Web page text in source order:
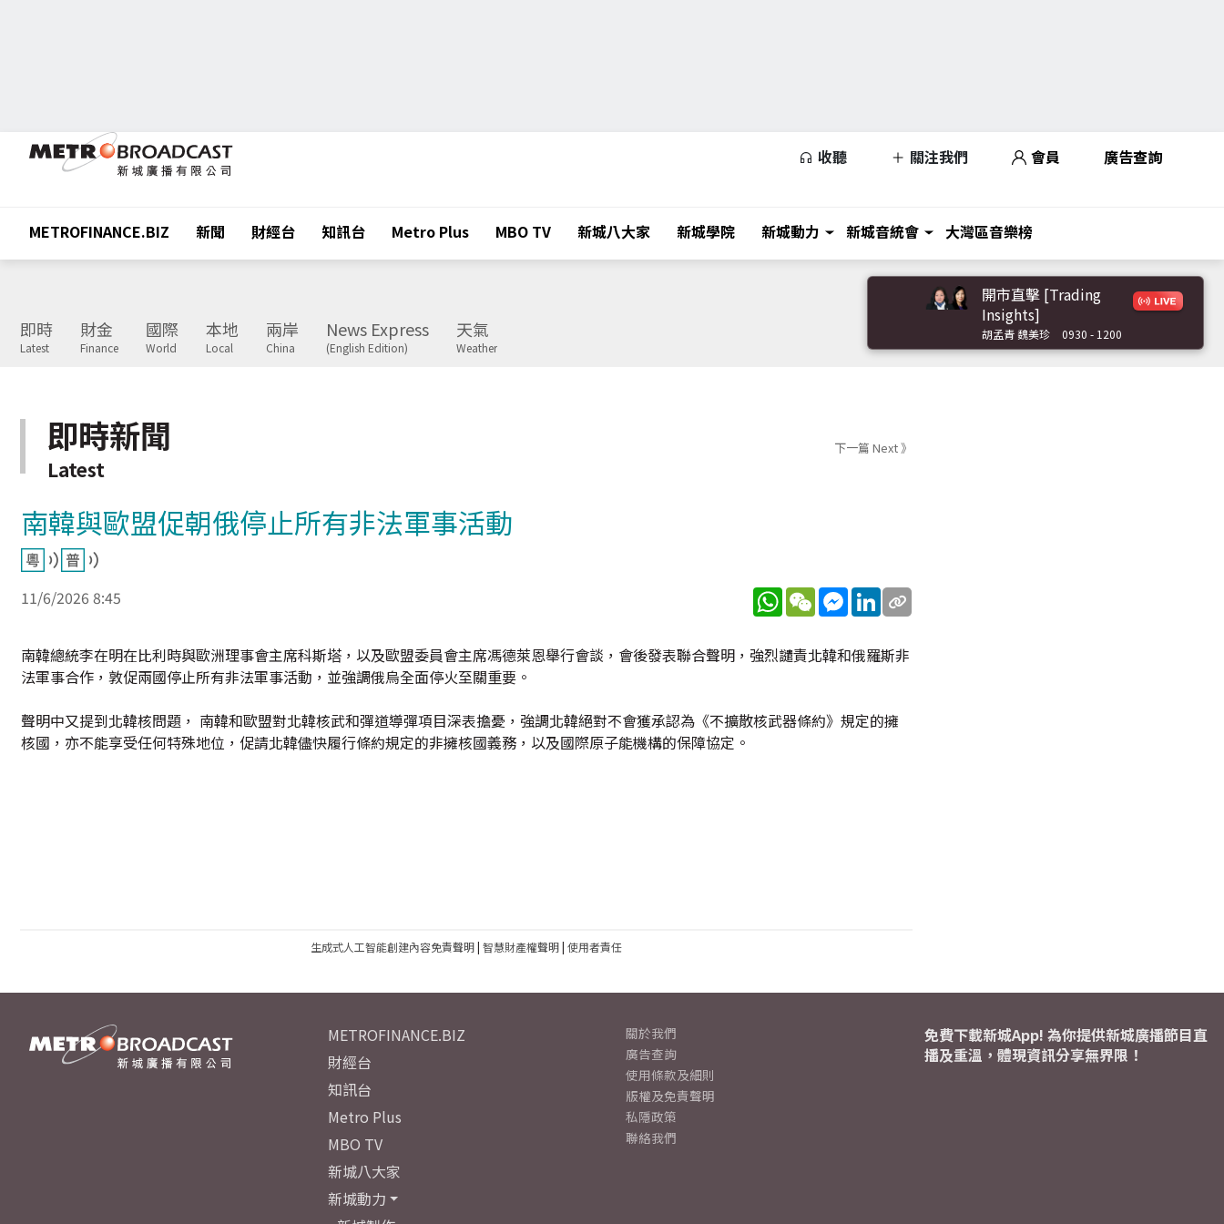
收聽 關注我們 會員 廣告查詢
METROFINANCE.BIZ 新聞 財經台 知訊台 Metro Plus MBO TV 新城八大家 新城學院 新城動力 新城音統會 大灣區音樂榜
即時
Latest
財金
Finance
國際
World
本地
Local
兩岸
China
News Express
(English Edition)
天氣
Weather
開市直擊 [Trading
Insights]
胡孟青 魏美珍 0930 - 1200
即時新聞
Latest
下一篇 Next 》
南韓與歐盟促朝俄停止所有非法軍事活動
11/6/2026 8:45 WhatsApp
WeChatMessenger
LinkedIn
南韓總統李在明在比利時與歐洲理事會主席科斯塔，以及歐盟委員會主席馮德萊恩舉行會談，會後發表聯合聲明，強烈譴責北韓和俄羅斯非
法軍事合作，敦促兩國停止所有非法軍事活動，並強調俄烏全面停火至關重要。
聲明中又提到北韓核問題， 南韓和歐盟對北韓核武和彈道導彈項目深表擔憂，強調北韓絕對不會獲承認為《不擴散核武器條約》規定的擁
核國，亦不能享受任何特殊地位，促請北韓儘快履行條約規定的非擁核國義務，以及國際原子能機構的保障協定。
生成式人工智能創建內容免責聲明| 智慧財產權聲明| 使用者責任
METROFINANCE.BIZ
財經台
知訊台
Metro Plus
MBO TV
新城八大家
新城動力
關於我們
廣告查詢
使用條款及細則
版權及免責聲明
私隱政策
聯絡我們
免費下載新城App! 為你提供新城廣播節目直
播及重溫，體現資訊分享無界限！